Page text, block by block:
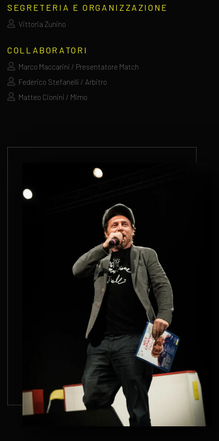
SEGRETERIA E ORGANIZZAZIONE
Vittoria Zunino
COLLABORATORI
Marco Maccarini / Presentatore Match
Federico Stefanelli / Arbitro
Matteo Cionini / Mimo